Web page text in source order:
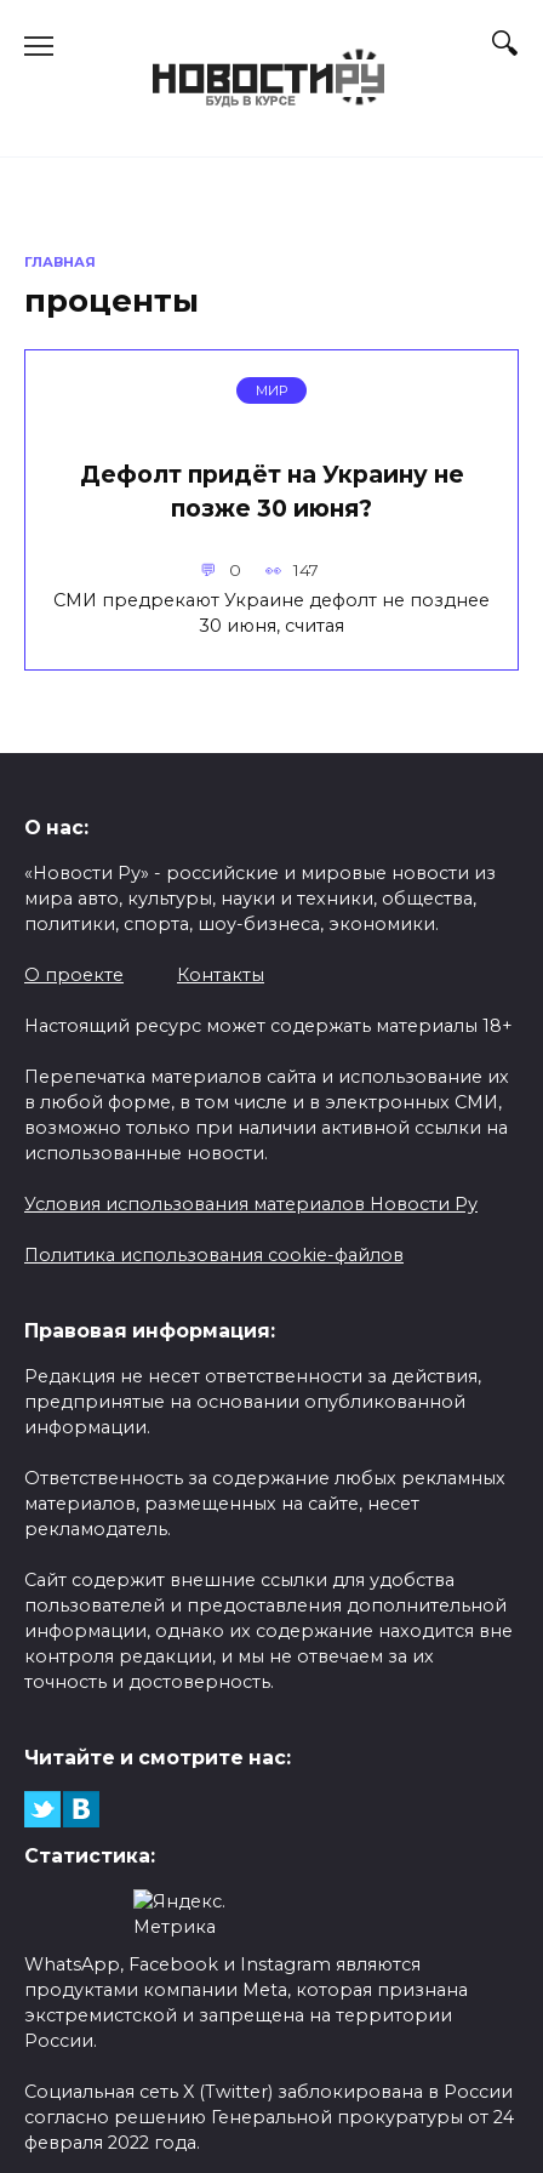
ГЛАВНАЯ
проценты
МИР
Дефолт придёт на Украину не
позже 30 июня?
0 147
СМИ предрекают Украине дефолт не позднее
30 июня, считая
О нас:
«Новости Ру» - российские и мировые новости из
мира авто, культуры, науки и техники, общества,
политики, спорта, шоу-бизнеса, экономики.
О проекте Контакты
Настоящий ресурс может содержать материалы 18+
Перепечатка материалов сайта и использование их
в любой форме, в том числе и в электронных СМИ,
возможно только при наличии активной ссылки на
использованные новости.
Условия использования материалов Новости Ру
Политика использования cookie-файлов
Правовая информация:
Редакция не несет ответственности за действия,
предпринятые на основании опубликованной
информации.
Ответственность за содержание любых рекламных
материалов, размещенных на сайте, несет
рекламодатель.
Сайт содержит внешние ссылки для удобства
пользователей и предоставления дополнительной
информации, однако их содержание находится вне
контроля редакции, и мы не отвечаем за их
точность и достоверность.
Читайте и смотрите нас:
Статистика:
WhatsApp, Facebook и Instagram являются
продуктами компании Meta, которая признана
экстремистской и запрещена на территории
России.
Социальная сеть X (Twitter) заблокирована в России
согласно решению Генеральной прокуратуры от 24
февраля 2022 года.